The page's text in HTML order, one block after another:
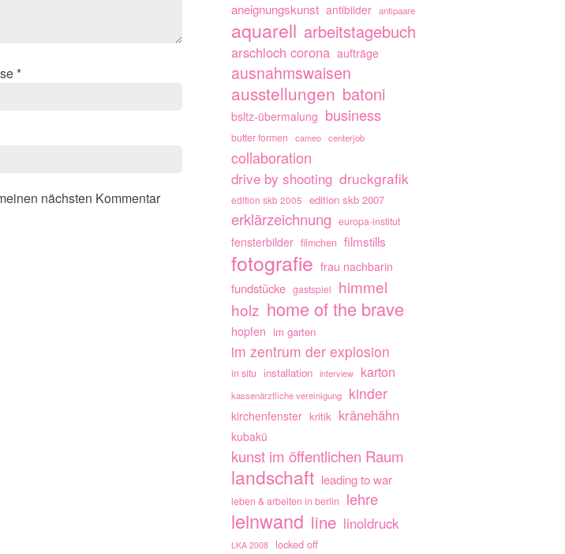
*
nächsten Kommentar
aneignungskunst antibilder antipaare
aquarell arbeitstagebuch
arschloch corona aufträge
ausnahmswaisen
ausstellungen batoni
bsltz-übermalung business
butter formen cameo centerjob
collaboration
drive by shooting druckgrafik
edition skb 2005 edition skb 2007
erklärzeichnung europa-institut
fensterbilder filmchen filmstills
fotografie frau nachbarin
fundstücke gastspiel
himmel
holz home of the brave
hopfen im garten
im zentrum der explosion
in situ installation interview karton
kassenärztliche vereinigung kinder
kirchenfenster kritik kränehähn
kubakü
kunst im öffentlichen Raum
landschaft leading to war
leben & arbeiten in berlin lehre
leinwand line linoldruck
LKA 2008 locked off